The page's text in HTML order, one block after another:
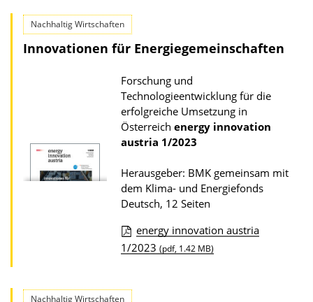
l
i
a
t
i
o
w
n
l
a
d
s
z
u
r
P
u
b
i
Nachhaltig Wirtschaften
Innovationen für Energiegemeinschaften
Forschung und
Technologieentwicklung für die
erfolgreiche Umsetzung in
Österreich energy innovation
austria 1/2023
Herausgeber: BMK gemeinsam mit
dem Klima- und Energiefonds
Deutsch, 12 Seiten
D
w
energy innovation austria
1/2023 (pdf, 1.42 MB)
Nachhaltig Wirtschaften